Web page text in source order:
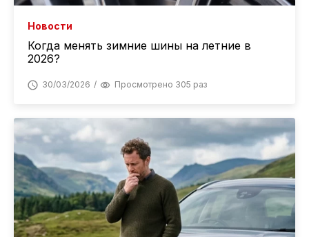
Новости
Когда менять зимние шины на летние в
2026?
30/03/2026 Просмотрено 305 раз